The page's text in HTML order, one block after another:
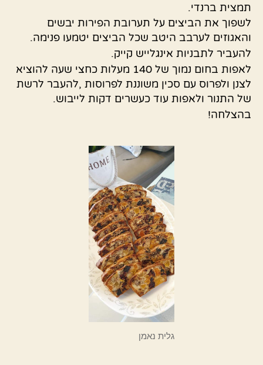
תמצית ברנדי.
לשפוך את הביצים על תערובת הפירות יבשים
והאגוזים לערבב היטב שכל הביצים יטמעו פנימה.
להעביר לתבניות אינגלייש קייק.
לאפות בחום נמוך של 140 מעלות כחצי שעה להוציא
לצנן ולפרוס עם סכין משוננת לפרוסות ,להעבר לרשת
של התנור ולאפות עוד כעשרים דקות לייבוש.
בהצלחה!
גלית נאמן